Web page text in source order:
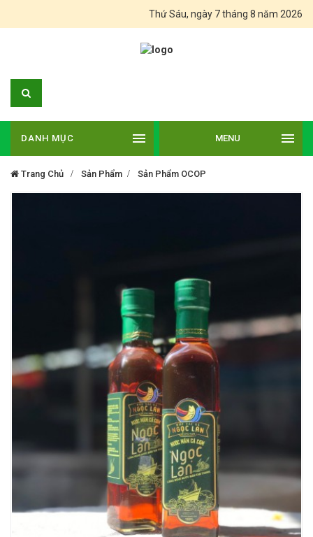
Thứ Sáu, ngày 7 tháng 8 năm 2026
DANH MỤC MENU
Trang Chủ Sản Phẩm Sản Phẩm OCOP